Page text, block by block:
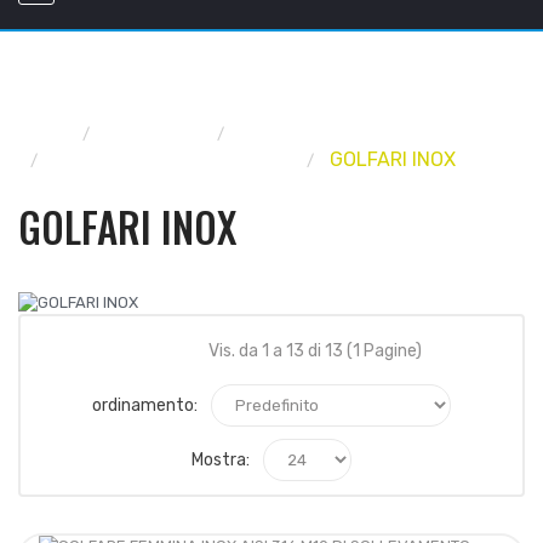
GOLFARI INOX
GOLFARI INOX
Vis. da 1 a 13 di 13 (1 Pagine)
ordinamento:
Mostra: